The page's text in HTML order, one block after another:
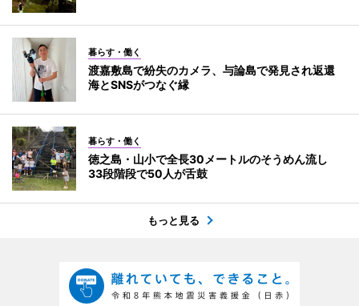
暮らす・働く
渡嘉敷島で紛失のカメラ、与論島で発見され返還
海とSNSがつなぐ縁
暮らす・働く
徳之島・山小で全長30メートルのそうめん流し
33段階段で50人が舌鼓
もっと見る